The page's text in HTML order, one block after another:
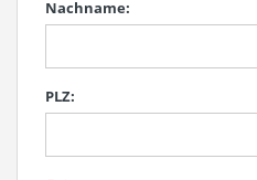
Nachname:
PLZ: